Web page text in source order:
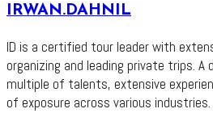
IRWAN.DAHNIL
ID is a certified tour leader with
organizing and leading private trips. A
multiple of talents, extensive
of exposure across various industries.